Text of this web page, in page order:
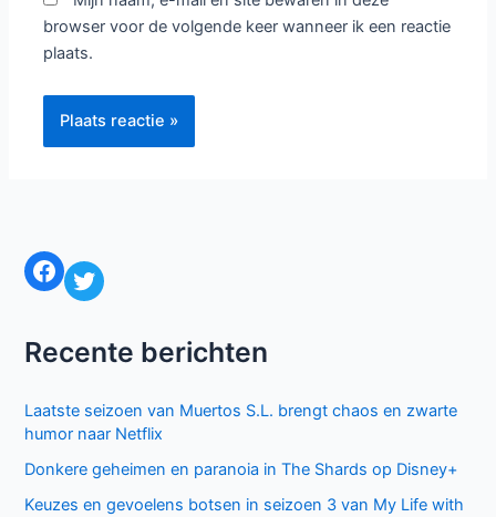
browser voor de volgende keer wanneer ik een reactie
plaats.
Facebook Twitter
Recente berichten
Laatste seizoen van Muertos S.L. brengt chaos en zwarte
humor naar Netflix
Donkere geheimen en paranoia in The Shards op Disney+
Keuzes en gevoelens botsen in seizoen 3 van My Life with